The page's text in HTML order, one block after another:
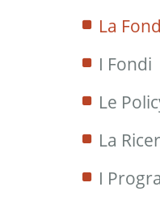
La
I Fondi
Le
La
I